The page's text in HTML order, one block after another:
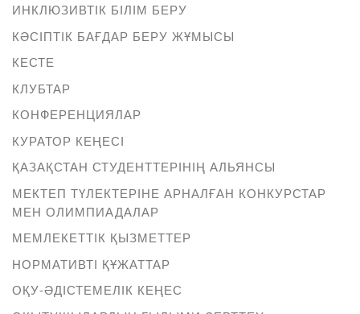
ИНКЛЮЗИВТІК БІЛІМ БЕРУ
КӘСІПТІК БАҒДАР БЕРУ ЖҰМЫСЫ
КЕСТЕ
КЛУБТАР
КОНФЕРЕНЦИЯЛАР
КУРАТОР КЕҢЕСІ
ҚАЗАҚСТАН СТУДЕНТТЕРІНІҢ АЛЬЯНСЫ
МЕКТЕП ТҮЛЕКТЕРІНЕ АРНАЛҒАН КОНКУРСТАР
МЕН ОЛИМПИАДАЛАР
МЕМЛЕКЕТТІК ҚЫЗМЕТТЕР
НОРМАТИВТІ ҚҰЖАТТАР
ОҚУ-ӘДІСТЕМЕЛІК КЕҢЕС